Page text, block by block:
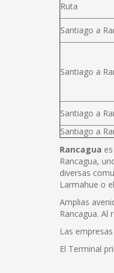
Ruta
Santiago a
Santiago a
Santiago a
Santiago a
Rancagua
Rancagua,
diversas
Larmahue o
Amplias
Rancagua. Al
Las
El Terminal